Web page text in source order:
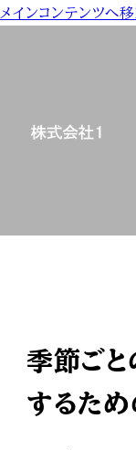
メインコンテンツへ
季節ごと
するため